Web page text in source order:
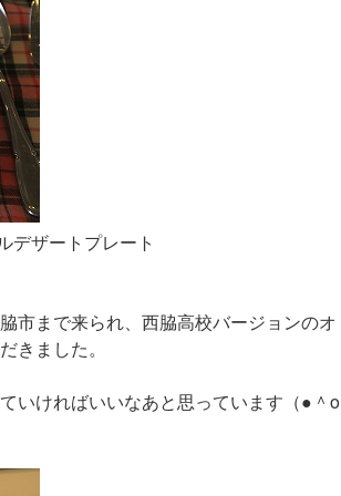
デザートプレート
市まで来られ、西脇高校バージョンのオ
きました。
いければいいなあと思っています（●＾o